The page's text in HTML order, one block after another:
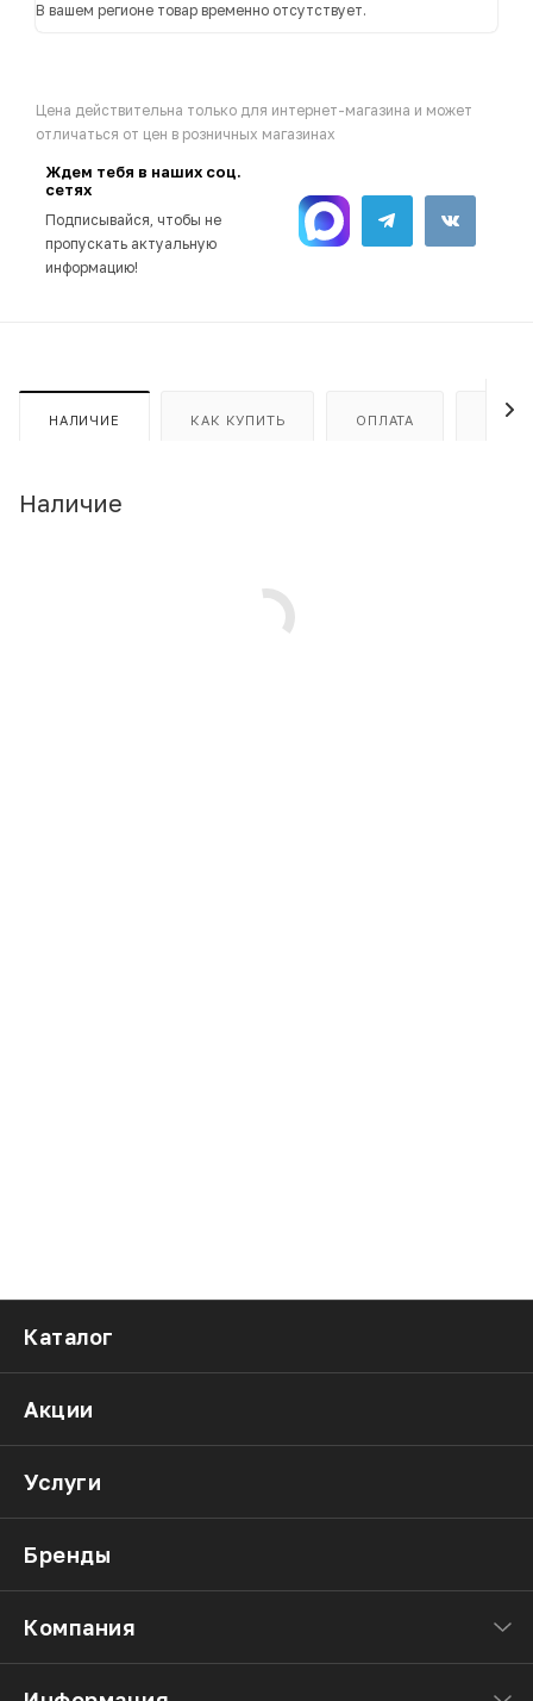
В вашем регионе товар временно отсутствует.
Цена действительна только для интернет-магазина и может
отличаться от цен в розничных магазинах
Ждем тебя в наших соц.
сетях
Подписывайся, чтобы не
пропускать актуальную
информацию!
НАЛИЧИЕ КАК КУПИТЬ ОПЛАТА
Наличие
Каталог
Акции
Услуги
Бренды
Компания